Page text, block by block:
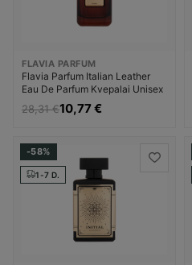
FLAVIA PARFUM
Flavia Parfum Italian Leather
Eau De Parfum Kvepalai Unisex
28,31 €10,77 €
-58%
1-7 D.